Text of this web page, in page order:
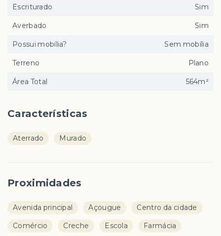
Características
Aterrado Murado
Proximidades
Avenida principal Açougue Centro da cidade
Comércio Creche Escola Farmácia
Escriturado Sim
Averbado Sim
Possui mobília? Sem mobília
Terreno Plano
Área Total 564m²